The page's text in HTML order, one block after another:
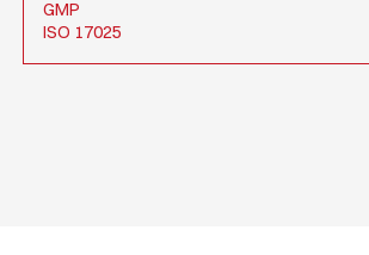
GMP
ISO 17025